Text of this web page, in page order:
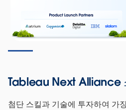
Tableau Next Alliance
첨단 스킬과 기술에 투자하여 가